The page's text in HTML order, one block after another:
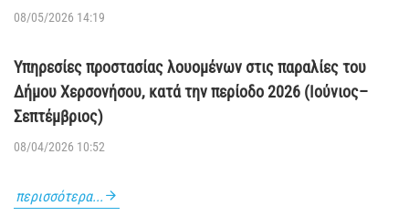
08/05/2026 14:19
Υπηρεσίες προστασίας λουομένων στις παραλίες του
Δήμου Χερσονήσου, κατά την περίοδο 2026 (Ιούνιος–
Σεπτέμβριος)
08/04/2026 10:52
περισσότερα...